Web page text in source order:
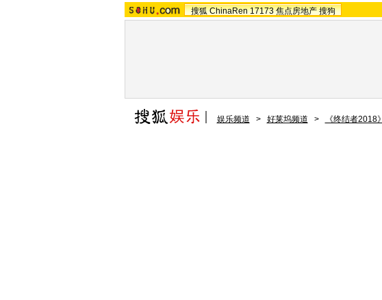
搜狐 ChinaRen 17173 焦点房地产 搜狗
娱乐频道 > 好莱坞频道 > 《终结者2018》